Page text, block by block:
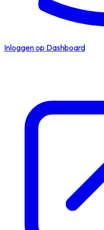
Inloggen op Dashboard